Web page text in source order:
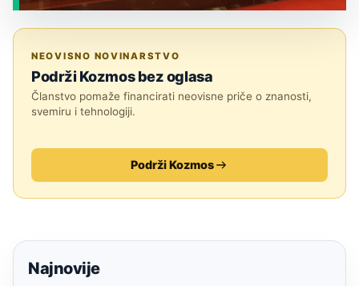
NEOVISNO NOVINARSTVO
Podrži Kozmos bez oglasa
Članstvo pomaže financirati neovisne priče o znanosti,
svemiru i tehnologiji.
Podrži Kozmos
Najnovije